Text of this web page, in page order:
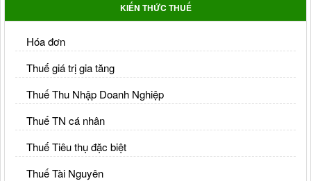
KIẾN THỨC THUẾ
Hóa đơn
Thuế giá trị gia tăng
Thuế Thu Nhập Doanh Nghiệp
Thuế TN cá nhân
Thuế Tiêu thụ đặc biệt
Thuế Tài Nguyên